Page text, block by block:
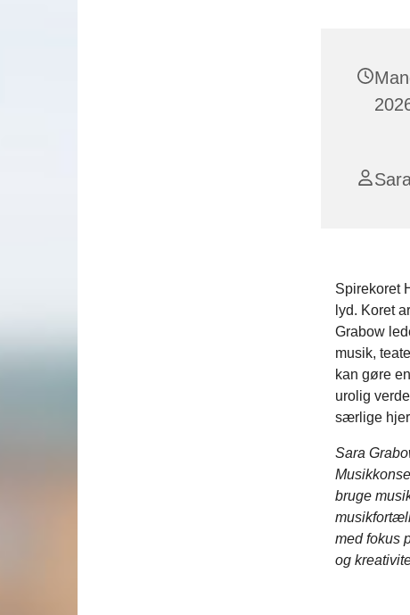
Spirekoret
lyd. Koret
Grabow
musik,
kan gøre
urolig
særlige
Sara
bruge
med fokus
og